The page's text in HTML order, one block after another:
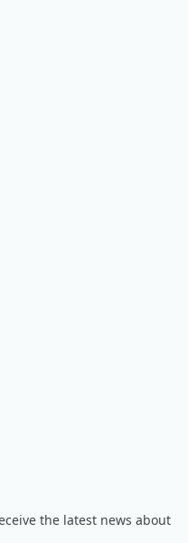
the latest news about